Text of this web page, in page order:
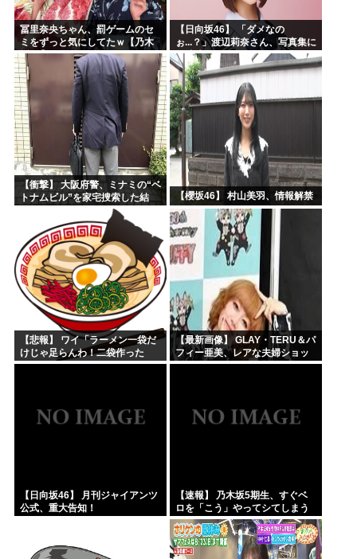
冨里奈央ちゃん、罰ゲームのセ
ミをずっと気にしてたｗ【乃木
坂46】
【日向坂46】 「ダメなの
ぉ...？」渡辺莉奈さん、写真集に
興味津々
【衝撃】 大阪府警、ミナミの“ベ
トナムビル”を家宅捜索した結
【櫻坂46】 村山美羽、情報解禁
【悲報】 ワイ「ラーメン一袋だ
けじゃ足らんわ！二袋作った
ろ！」→結果ｗｗｗ
【最新画像】 GLAY・TERU＆パ
フィー亜美、レアな夫婦ショッ
トを公開してしまう！
【日向坂46】 月刊ジャイアンツ
公式、重大告知！
【速報】 乃木坂5期生、すぐベ
ロを「こう」やってシてしまう
ｗｗｗｗｗｗ